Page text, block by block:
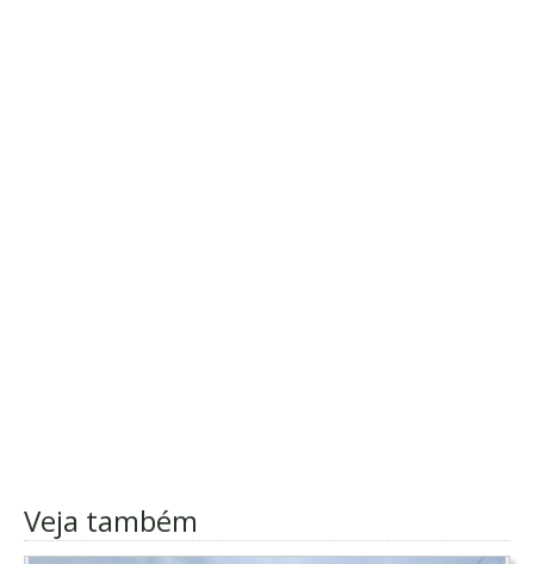
Veja também